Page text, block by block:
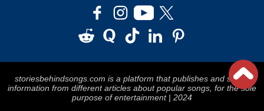
storiesbehindsongs.com is a platform that publishes and stores
information from different articles about popular songs, for the sole
purpose of entertainment | 2024